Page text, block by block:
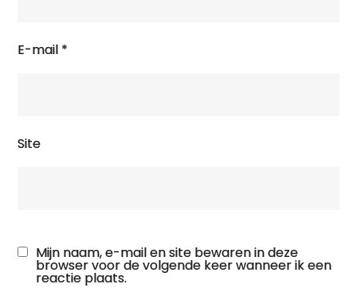
E-mail *
Site
Mijn naam, e-mail en site bewaren in deze
browser voor de volgende keer wanneer ik een
reactie plaats.